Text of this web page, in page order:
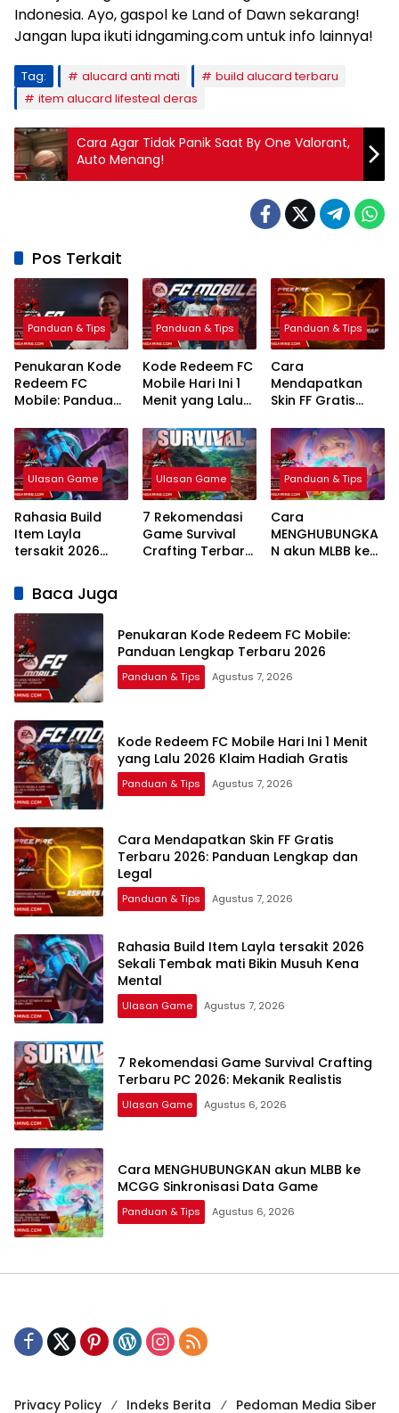
Indonesia. Ayo, gaspol ke Land of Dawn sekarang!
Jangan lupa ikuti idngaming.com untuk info lainnya!
Tag: alucard anti mati
build alucard terbaru
item alucard lifesteal deras
Cara Agar Tidak Panik Saat By One Valorant,
Auto Menang!
Pos Terkait
Panduan & Tips
Penukaran Kode
Redeem FC
Mobile: Panduan
2026
Panduan & Tips
Kode Redeem FC
Mobile Hari Ini 1
Menit yang Lalu
Hadiah Gratis
Panduan & Tips
Cara
Mendapatkan
Skin FF Gratis
Panduan
Lengkap dan
Legal
Ulasan Game
Rahasia Build
Item Layla
tersakit 2026
mati Bikin Musuh
Kena Mental
Ulasan Game
7 Rekomendasi
Game Survival
Crafting Terbaru
Panduan & Tips
Cara
MENGHUBUNGKA
N akun MLBB ke
Baca Juga
Penukaran Kode Redeem FC Mobile:
Panduan Lengkap Terbaru 2026
Panduan & Tips Agustus 7, 2026
Kode Redeem FC Mobile Hari Ini 1 Menit
yang Lalu 2026 Klaim Hadiah Gratis
Panduan & Tips Agustus 7, 2026
Cara Mendapatkan Skin FF Gratis
Terbaru 2026: Panduan Lengkap dan
Legal
Panduan & Tips Agustus 7, 2026
Rahasia Build Item Layla tersakit 2026
Sekali Tembak mati Bikin Musuh Kena
Mental
Ulasan Game Agustus 7, 2026
7 Rekomendasi Game Survival Crafting
Terbaru PC 2026: Mekanik Realistis
Ulasan Game Agustus 6, 2026
Cara MENGHUBUNGKAN akun MLBB ke
MCGG Sinkronisasi Data Game
Panduan & Tips Agustus 6, 2026
Privacy Policy Indeks Berita Pedoman Media Siber